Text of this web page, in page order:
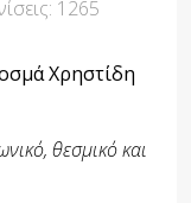
1265
Χρηστίδη
θεσμικό και